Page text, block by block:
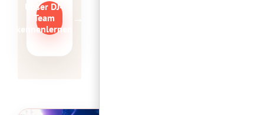
Unser DJ-
Team
kennenlernen
→